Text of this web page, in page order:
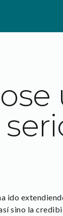
ido
sino la